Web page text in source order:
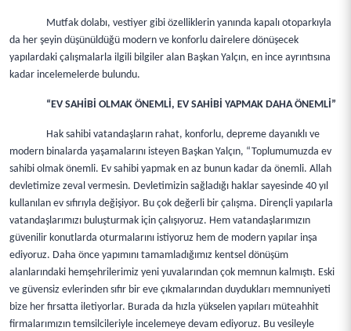
Mutfak dolabı, vestiyer gibi özelliklerin yanında kapalı otoparkıyla
da her şeyin düşünüldüğü modern ve konforlu dairelere dönüşecek
yapılardaki çalışmalarla ilgili bilgiler alan Başkan Yalçın, en ince ayrıntısına
kadar incelemelerde bulundu.
“EV SAHİBİ OLMAK ÖNEMLİ, EV SAHİBİ YAPMAK DAHA ÖNEMLİ”
Hak sahibi vatandaşların rahat, konforlu, depreme dayanıklı ve
modern binalarda yaşamalarını isteyen Başkan Yalçın, “Toplumumuzda ev
sahibi olmak önemli. Ev sahibi yapmak en az bunun kadar da önemli. Allah
devletimize zeval vermesin. Devletimizin sağladığı haklar sayesinde 40 yıl
kullanılan ev sıfırıyla değişiyor. Bu çok değerli bir çalışma. Dirençli yapılarla
vatandaşlarımızı buluşturmak için çalışıyoruz. Hem vatandaşlarımızın
güvenilir konutlarda oturmalarını istiyoruz hem de modern yapılar inşa
ediyoruz. Daha önce yapımını tamamladığımız kentsel dönüşüm
alanlarındaki hemşehrilerimiz yeni yuvalarından çok memnun kalmıştı. Eski
ve güvensiz evlerinden sıfır bir eve çıkmalarından duydukları memnuniyeti
bize her fırsatta iletiyorlar. Burada da hızla yükselen yapıları müteahhit
firmalarımızın temsilcileriyle incelemeye devam ediyoruz. Bu vesileyle